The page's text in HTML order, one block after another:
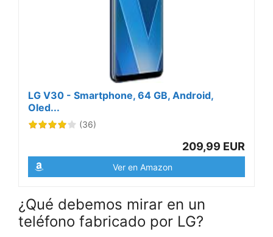
LG V30 - Smartphone, 64 GB, Android,
Oled...
(36)
209,99 EUR
Ver en Amazon
¿Qué debemos mirar en un
teléfono fabricado por LG?